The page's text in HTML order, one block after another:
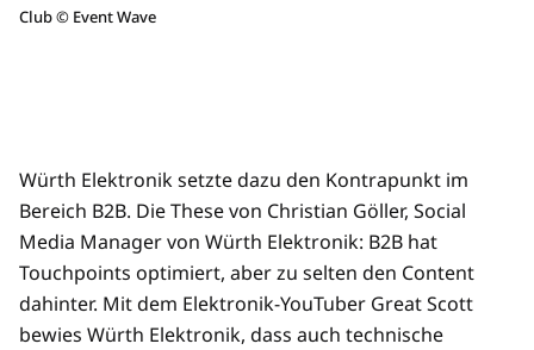
Club© Event Wave
Würth Elektronik setzte dazu den Kontrapunkt im
Bereich B2B. Die These von Christian Göller, Social
Media Manager von Würth Elektronik: B2B hat
Touchpoints optimiert, aber zu selten den Content
dahinter. Mit dem Elektronik-YouTuber Great Scott
bewies Würth Elektronik, dass auch technische